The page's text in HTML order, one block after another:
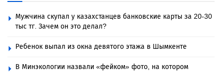
Мужчина скупал у казахстанцев банковские карты за 20-30
тыс тг. Зачем он это делал?
Ребенок выпал из окна девятого этажа в Шымкенте
В Минэкологии назвали «фейком» фото, на котором